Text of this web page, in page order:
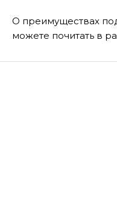
О преимуществах
можете почитать в